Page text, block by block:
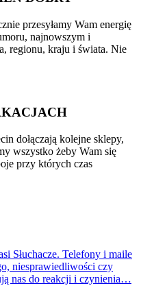
przesyłamy Wam energię
najnowszym i
regionu, kraju i świata. Nie
dołączają kolejne sklepy,
wszystko żeby Wam się
przy których czas
Słuchacze. Telefony i maile
niesprawiedliwości czy
nas do reakcji i czynienia…